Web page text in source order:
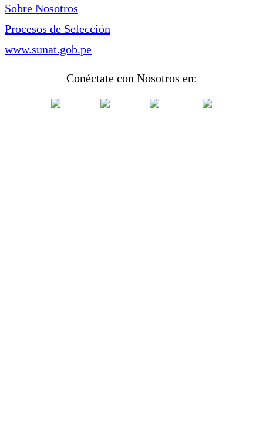
Sobre Nosotros
Procesos de Selección
www.sunat.gob.pe
Conéctate con Nosotros en: